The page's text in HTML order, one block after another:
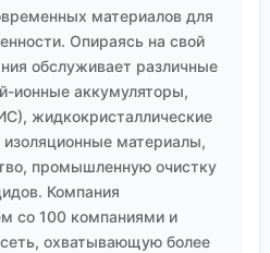
и высоких технологий,
И главный вывод,
универсального
Есть правильно
для конкретной
и конкретных
продукту. Всё остальное
впрочем, как мы
материалов для
Опираясь на свой
обслуживает различные
ионные аккумуляторы,
жидкокристаллические
материалы,
промышленную очистку
Компания
со 100 компаниями и
охватывающую более